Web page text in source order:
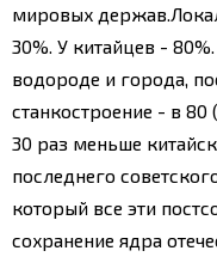
мировых держав.
30%. У китайцев -
водороде и города,
станкостроение - в
30 раз меньше
последнего
который все эти
сохранение ядра